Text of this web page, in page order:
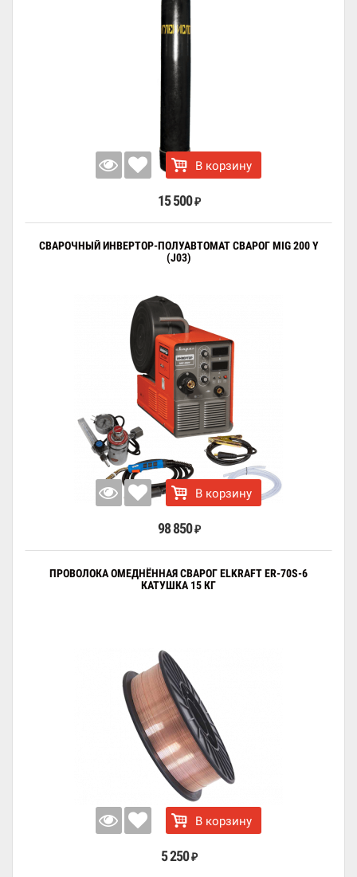
В корзину
15 500 ₽
СВАРОЧНЫЙ ИНВЕРТОР-ПОЛУАВТОМАТ СВАРОГ MIG 200 Y
(J03)
В корзину
98 850 ₽
ПРОВОЛОКА ОМЕДНЁННАЯ СВАРОГ ELKRAFT ER-70S-6
КАТУШКА 15 КГ
В корзину
5 250 ₽